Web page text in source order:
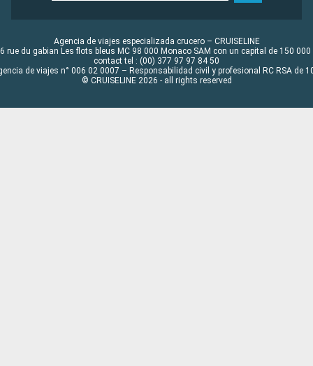
Agencia de viajes especializada crucero – CRUISELINE
rue du gabian Les flots bleus MC 98 000 Monaco SAM con un capital de 150 000
contact tel : (00) 377 97 97 84 50
de viajes n° 006 02 0007 – Responsabilidad civil y profesional RC RSA de
© CRUISELINE 2026 - all rights reserved